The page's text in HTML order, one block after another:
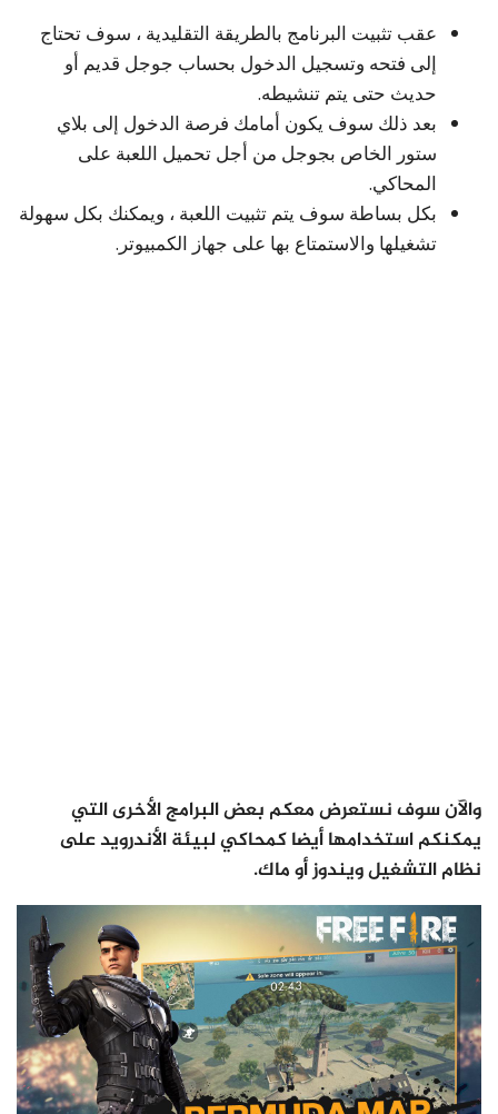
عقب تثبيت البرنامج بالطريقة التقليدية ، سوف تحتاج
إلى فتحه وتسجيل الدخول بحساب جوجل قديم أو
حديث حتى يتم تنشيطه.
بعد ذلك سوف يكون أمامك فرصة الدخول إلى بلاي
ستور الخاص بجوجل من أجل تحميل اللعبة على
المحاكي.
بكل بساطة سوف يتم تثبيت اللعبة ، ويمكنك بكل سهولة
تشغيلها والاستمتاع بها على جهاز الكمبيوتر.
والآن سوف نستعرض معكم بعض البرامج الأخرى التي
يمكنكم استخدامها أيضا كمحاكي لبيئة الأندرويد على
نظام التشغيل ويندوز أو ماك.